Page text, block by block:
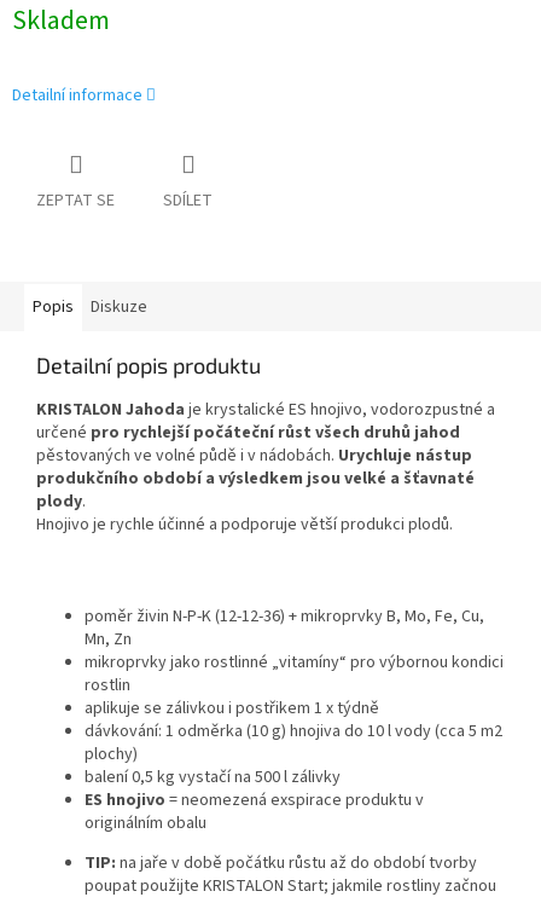
Skladem
Detailní informace
ZEPTAT SE SDÍLET
Popis Diskuze
Detailní popis produktu
KRISTALON Jahoda je krystalické ES hnojivo, vodorozpustné a
určené pro rychlejší počáteční růst všech druhů jahod
pěstovaných ve volné půdě i v nádobách. Urychluje nástup
produkčního období a výsledkem jsou velké a šťavnaté
plody.
Hnojivo je rychle účinné a podporuje větší produkci plodů.
poměr živin N-P-K (12-12-36) + mikroprvky B, Mo, Fe, Cu,
Mn, Zn
mikroprvky jako rostlinné „vitamíny“ pro výbornou kondici
rostlin
aplikuje se zálivkou i postřikem 1 x týdně
dávkování: 1 odměrka (10 g) hnojiva do 10 l vody (cca 5 m2
plochy)
balení 0,5 kg vystačí na 500 l zálivky
ES hnojivo = neomezená exspirace produktu v
originálním obalu
TIP: na jaře v době počátku růstu až do období tvorby
poupat použijte KRISTALON Start; jakmile rostliny začnou